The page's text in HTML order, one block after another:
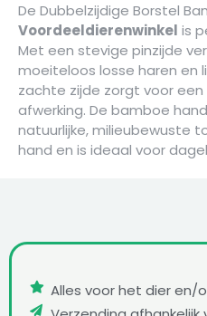
De Dubbelzijdige Borstel
Voordeeldierenwinkel is
Met een stevige pinzijde
moeiteloos losse haren en
zachte zijde zorgt voor
afwerking. De bamboe
natuurlijke, milieubewuste
hand en is ideaal voor
Alles voor het dier en/